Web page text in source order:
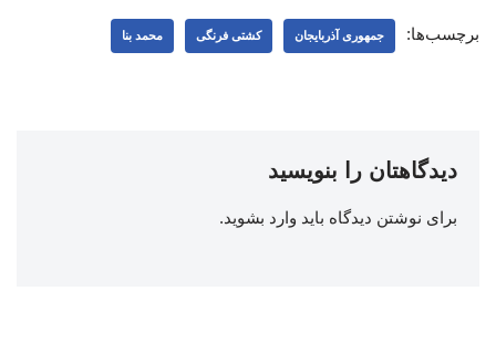
برچسب‌ها: جمهوری آذربایجان کشتی فرنگی محمد بنا
دیدگاهتان را بنویسید
برای نوشتن دیدگاه باید وارد بشوید.